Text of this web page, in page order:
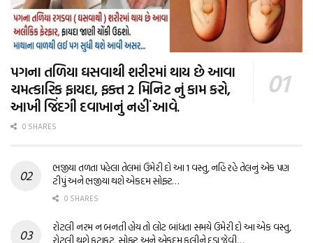
પગના તળિયા ઘસવાથી શરીરમાં થાય છે આવા
ચમત્કારિક ફાયદા, ફક્ત 2 મિનિટ નું કામ કરો,
આખી જિંદગી દવાખાનું નહીં આવે.
0 SHARES
ભજીયા તળતા પહેલા તેલમાં ઉમેરી દો આ 1 વસ્તુ, નહિ રહે તેલનું એક પણ
ટીપું અને ભજીયા થશે એકદમ સોફ્ટ…
0 SHARES
રોટલી નરમ ન બનતી હોય તો લોટ બાંધતા સમયે ઉમેરી દો આ એક વસ્તુ,